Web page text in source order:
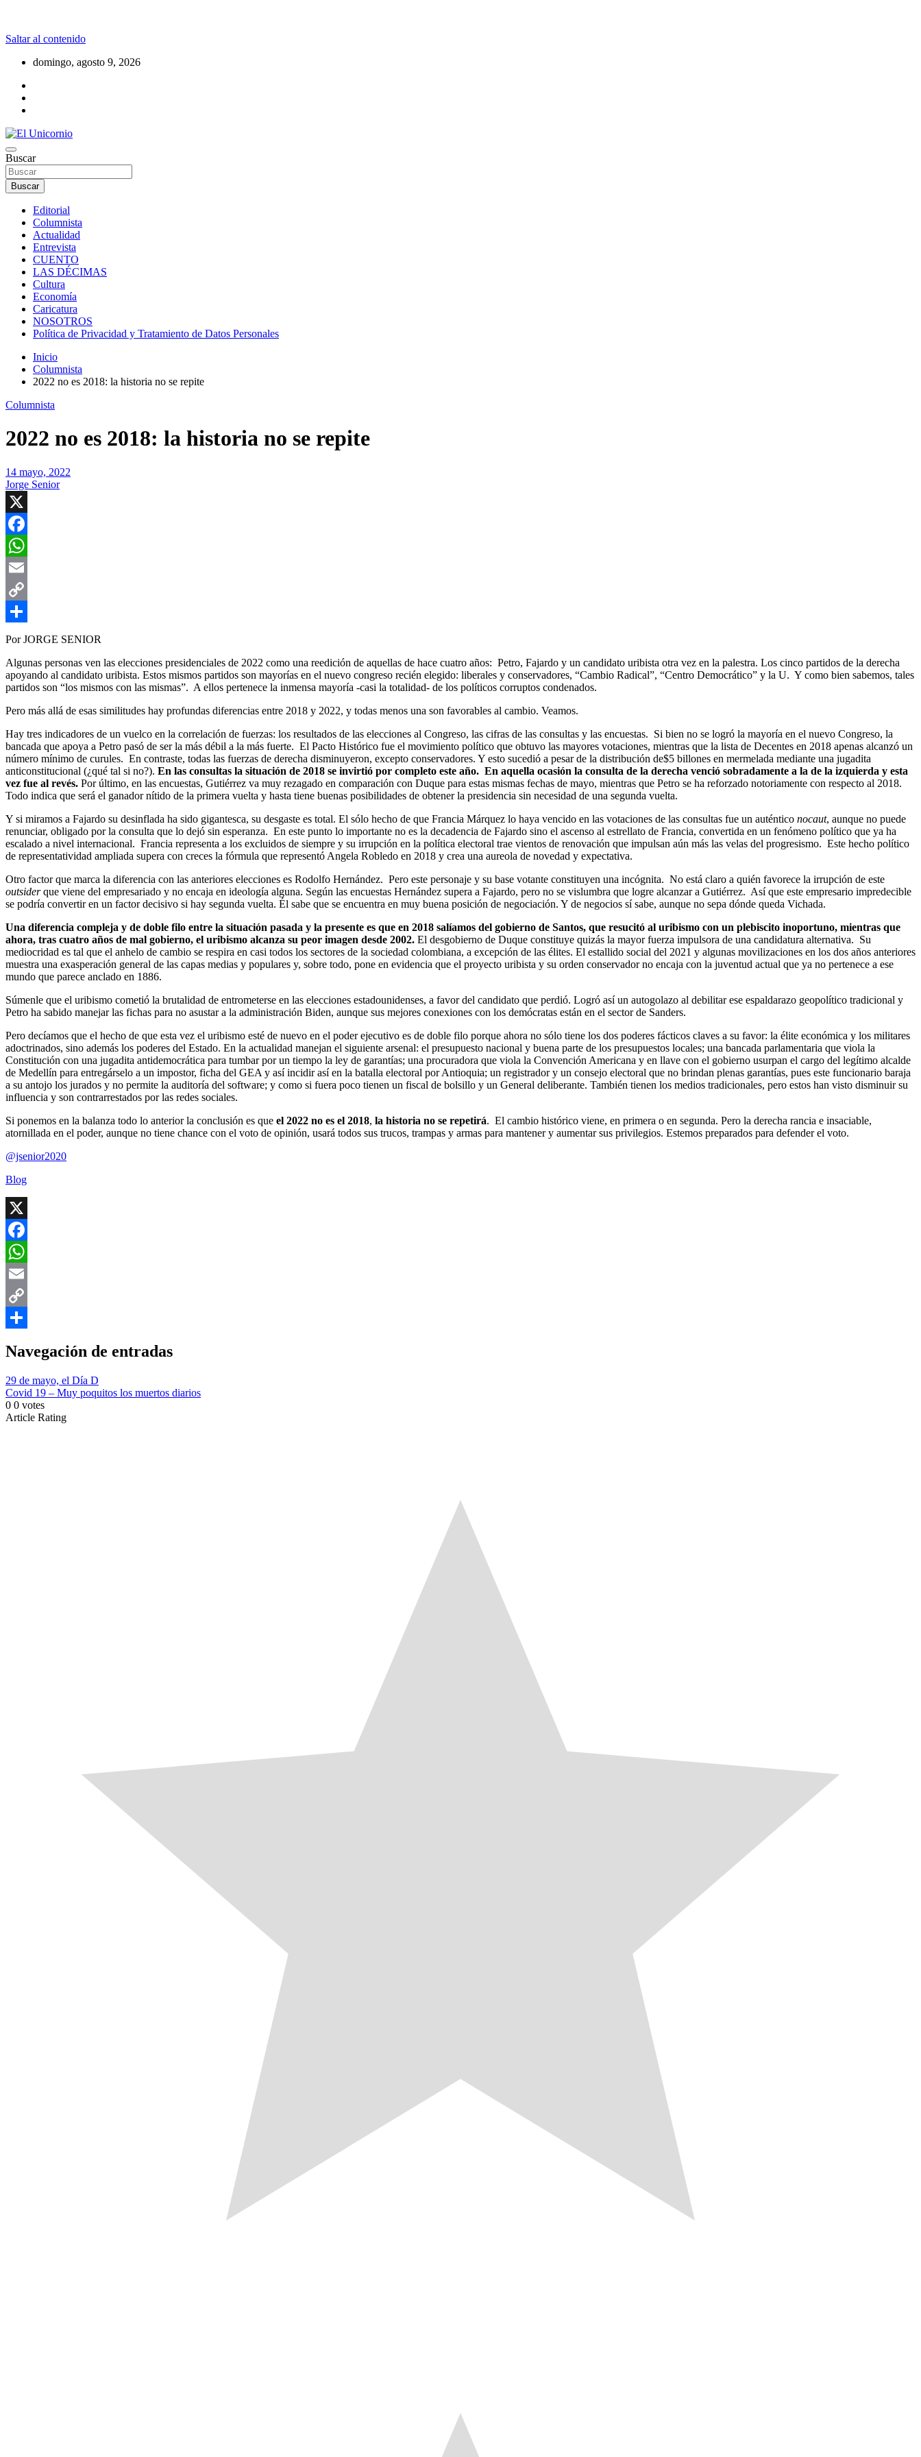
Saltar al contenido
domingo, agosto 9, 2026
El Unicornio
La realidad supera la fantasía
Buscar
Buscar
Editorial
Columnista
Actualidad
Entrevista
CUENTO
LAS DÉCIMAS
Cultura
Economía
Caricatura
NOSOTROS
Política de Privacidad y Tratamiento de Datos Personales
Inicio
Columnista
2022 no es 2018: la historia no se repite
Columnista
2022 no es 2018: la historia no se repite
14 mayo, 2022
Jorge Senior
X
Facebook
WhatsApp
Email
Copy
Link
Compartir
Por JORGE SENIOR
Algunas personas ven las elecciones presidenciales de 2022 como una reedición de aquellas de hace cuatro años: Petro, Fajardo y un candidato uribista otra vez en la palestra. Los cinco partidos de la derecha
apoyando al candidato uribista. Estos mismos partidos son mayorías en el nuevo congreso recién elegido: liberales y conservadores, “Cambio Radical”, “Centro Democrático” y la U. Y como bien sabemos, tales
partidos son “los mismos con las mismas”. A ellos pertenece la inmensa mayoría -casi la totalidad- de los políticos corruptos condenados.
Pero más allá de esas similitudes hay profundas diferencias entre 2018 y 2022, y todas menos una son favorables al cambio. Veamos.
Hay tres indicadores de un vuelco en la correlación de fuerzas: los resultados de las elecciones al Congreso, las cifras de las consultas y las encuestas. Si bien no se logró la mayoría en el nuevo Congreso, la
bancada que apoya a Petro pasó de ser la más débil a la más fuerte. El Pacto Histórico fue el movimiento político que obtuvo las mayores votaciones, mientras que la lista de Decentes en 2018 apenas alcanzó un
número mínimo de curules. En contraste, todas las fuerzas de derecha disminuyeron, excepto conservadores. Y esto sucedió a pesar de la distribución de$5 billones en mermelada mediante una jugadita
anticonstitucional (¿qué tal si no?). En las consultas la situación de 2018 se invirtió por completo este año. En aquella ocasión la consulta de la derecha venció sobradamente a la de la izquierda y esta
vez fue al revés. Por último, en las encuestas, Gutiérrez va muy rezagado en comparación con Duque para estas mismas fechas de mayo, mientras que Petro se ha reforzado notoriamente con respecto al 2018.
Todo indica que será el ganador nítido de la primera vuelta y hasta tiene buenas posibilidades de obtener la presidencia sin necesidad de una segunda vuelta.
Y si miramos a Fajardo su desinflada ha sido gigantesca, su desgaste es total. El sólo hecho de que Francia Márquez lo haya vencido en las votaciones de las consultas fue un auténtico nocaut, aunque no puede
renunciar, obligado por la consulta que lo dejó sin esperanza. En este punto lo importante no es la decadencia de Fajardo sino el ascenso al estrellato de Francia, convertida en un fenómeno político que ya ha
escalado a nivel internacional. Francia representa a los excluidos de siempre y su irrupción en la política electoral trae vientos de renovación que impulsan aún más las velas del progresismo. Este hecho político
de representatividad ampliada supera con creces la fórmula que representó Angela Robledo en 2018 y crea una aureola de novedad y expectativa.
Otro factor que marca la diferencia con las anteriores elecciones es Rodolfo Hernández. Pero este personaje y su base votante constituyen una incógnita. No está claro a quién favorece la irrupción de este
outsiderque viene del empresariado y no encaja en ideología alguna. Según las encuestas Hernández supera a Fajardo, pero no se vislumbra que logre alcanzar a Gutiérrez. Así que este empresario impredecible
se podría convertir en un factor decisivo si hay segunda vuelta. Él sabe que se encuentra en muy buena posición de negociación. Y de negocios sí sabe, aunque no sepa dónde queda Vichada.
Una diferencia compleja y de doble filo entre la situación pasada y la presente es que en 2018 salíamos del gobierno de Santos, que resucitó al uribismo con un plebiscito inoportuno, mientras que
ahora, tras cuatro años de mal gobierno, el uribismo alcanza su peor imagen desde 2002. El desgobierno de Duque constituye quizás la mayor fuerza impulsora de una candidatura alternativa. Su
mediocridad es tal que el anhelo de cambio se respira en casi todos los sectores de la sociedad colombiana, a excepción de las élites. El estallido social del 2021 y algunas movilizaciones en los dos años anteriores
muestra una exasperación general de las capas medias y populares y, sobre todo, pone en evidencia que el proyecto uribista y su orden conservador no encaja con la juventud actual que ya no pertenece a ese
mundo que parece anclado en 1886.
Súmenle que el uribismo cometió la brutalidad de entrometerse en las elecciones estadounidenses, a favor del candidato que perdió. Logró así un autogolazo al debilitar ese espaldarazo geopolítico tradicional y
Petro ha sabido manejar las fichas para no asustar a la administración Biden, aunque sus mejores conexiones con los demócratas están en el sector de Sanders.
Pero decíamos que el hecho de que esta vez el uribismo esté de nuevo en el poder ejecutivo es de doble filo porque ahora no sólo tiene los dos poderes fácticos claves a su favor: la élite económica y los militares
adoctrinados, sino además los poderes del Estado. En la actualidad manejan el siguiente arsenal: el presupuesto nacional y buena parte de los presupuestos locales; una bancada parlamentaria que viola la
Constitución con una jugadita antidemocrática para tumbar por un tiempo la ley de garantías; una procuradora que viola la Convención Americana y en llave con el gobierno usurpan el cargo del legítimo alcalde
de Medellín para entregárselo a un impostor, ficha del GEA y así incidir así en la batalla electoral por Antioquia; un registrador y un consejo electoral que no brindan plenas garantías, pues este funcionario baraja
a su antojo los jurados y no permite la auditoría del software; y como si fuera poco tienen un fiscal de bolsillo y un General deliberante. También tienen los medios tradicionales, pero estos han visto disminuir su
influencia y son contrarrestados por las redes sociales.
Si ponemos en la balanza todo lo anterior la conclusión es que el 2022 no es el 2018, la historia no se repetirá. El cambio histórico viene, en primera o en segunda. Pero la derecha rancia e insaciable,
atornillada en el poder, aunque no tiene chance con el voto de opinión, usará todos sus trucos, trampas y armas para mantener y aumentar sus privilegios. Estemos preparados para defender el voto.
@jsenior2020
Blog
X
Facebook
WhatsApp
Email
Copy
Navegación de entradas
29 de mayo, el Día D
Covid 19 – Muy poquitos los muertos diarios
0 0 votes
Article Rating